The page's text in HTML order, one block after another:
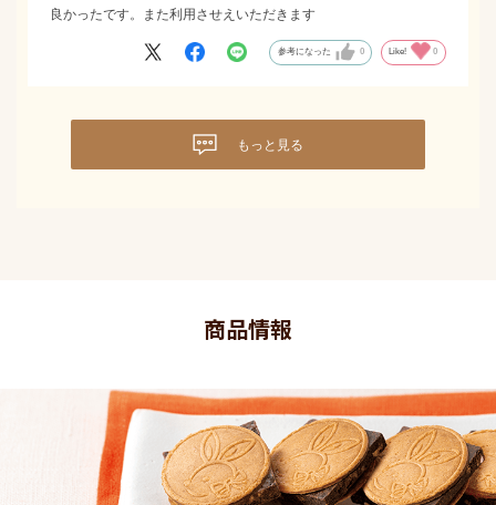
良かったです。また利用させえいただきます
参考になった 0 Like! 0
もっと見る
商品情報